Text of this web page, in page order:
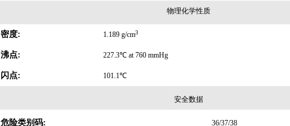
物理化学性质
密度: 1.189 g/cm3
沸点: 227.3℃ at 760 mmHg
闪点: 101.1℃
安全数据
危险类别码: 36/37/38